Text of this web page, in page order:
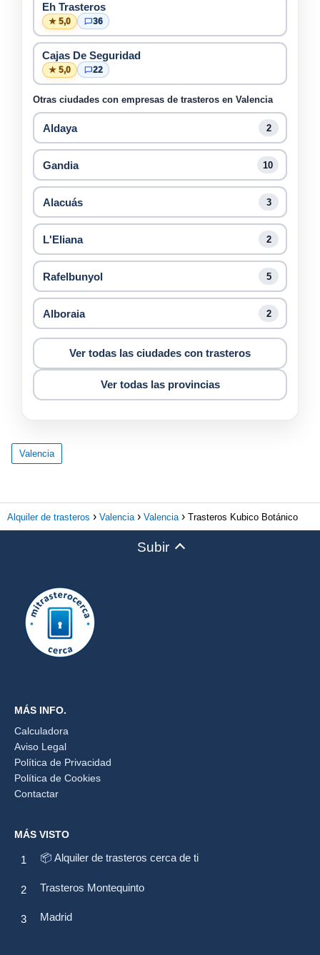
Eh Trasteros
★ 5,0 36
Cajas De Seguridad
★ 5,0 22
Otras ciudades con empresas de trasteros en Valencia
Aldaya 2
Gandia 10
Alacuás 3
L'Eliana 2
Rafelbunyol 5
Alboraia 2
Ver todas las ciudades con trasteros
Ver todas las provincias
Valencia
Alquiler de trasteros Valencia Valencia Trasteros Kubico Botánico
Subir
MÁS INFO.
Calculadora
Aviso Legal
Política de Privacidad
Política de Cookies
Contactar
MÁS VISTO
📦 Alquiler de trasteros cerca de ti
Trasteros Montequinto
Madrid